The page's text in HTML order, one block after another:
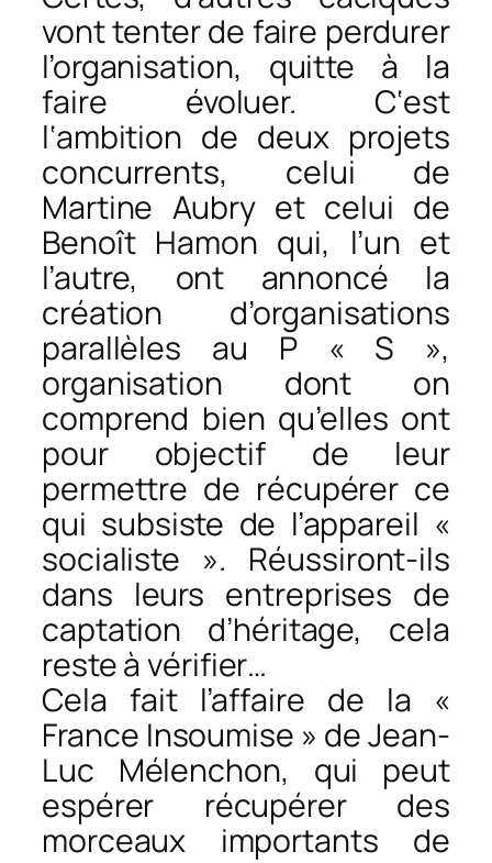
vont tenter de faire perdurer
l’organisation, quitte à la
faire évoluer. C‘est
l‘ambition de deux projets
concurrents, celui de
Martine Aubry et celui de
Benoît Hamon qui, l’un et
l’autre, ont annoncé la
création d’organisations
parallèles au P « S »,
organisation dont on
comprend bien qu’elles ont
pour objectif de leur
permettre de récupérer ce
qui subsiste de l’appareil «
socialiste ». Réussiront-ils
dans leurs entreprises de
captation d’héritage, cela
reste à vérifier…
Cela fait l’affaire de la «
France Insoumise » de Jean-
Luc Mélenchon, qui peut
espérer récupérer des
morceaux importants de